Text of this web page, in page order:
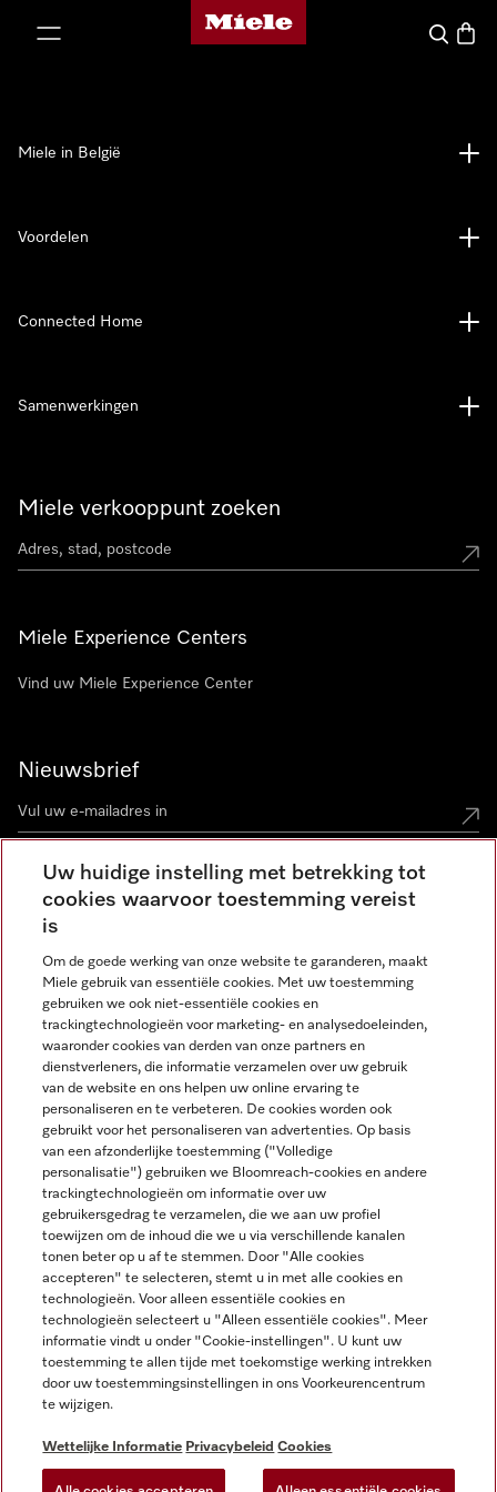
Miele homepage
Wat zoek
Miele verkooppunt zoeken
Miele Experience Centers
Vind uw Miele Experience Center
Nieuwsbrief
Contact contact@miele-support.be
Taal
NEDERLANDS
Miele in België
Voordelen
Connected Home
Samenwerkingen
Wettelijke Informatie
Algemene voorwaarden
Privacybeleid
Gebruiksvoorwaarden
Toegankelijkheidsverklaring
Digital Services Act
Miele op Facebook
Miele op Youtube
Miele op Instagram
Miele op Pinterest
Uw huidige instelling met betrekking tot
cookies waarvoor toestemming vereist
is
Om de goede werking van onze website te garanderen, maakt
Miele gebruik van essentiële cookies. Met uw toestemming
gebruiken we ook niet-essentiële cookies en
trackingtechnologieën voor marketing- en analysedoeleinden,
waaronder cookies van derden van onze partners en
dienstverleners, die informatie verzamelen over uw gebruik
van de website en ons helpen uw online ervaring te
personaliseren en te verbeteren. De cookies worden ook
gebruikt voor het personaliseren van advertenties. Op basis
van een afzonderlijke toestemming ("Volledige
personalisatie") gebruiken we Bloomreach-cookies en andere
trackingtechnologieën om informatie over uw
gebruikersgedrag te verzamelen, die we aan uw profiel
toewijzen om de inhoud die we u via verschillende kanalen
tonen beter op u af te stemmen. Door "Alle cookies
accepteren" te selecteren, stemt u in met alle cookies en
technologieën. Voor alleen essentiële cookies en
technologieën selecteert u "Alleen essentiële cookies". Meer
informatie vindt u onder "Cookie-instellingen". U kunt uw
toestemming te allen tijde met toekomstige werking intrekken
door uw toestemmingsinstellingen in ons Voorkeurencentrum
te wijzigen.
Wettelijke Informatie Privacybeleid Cookies